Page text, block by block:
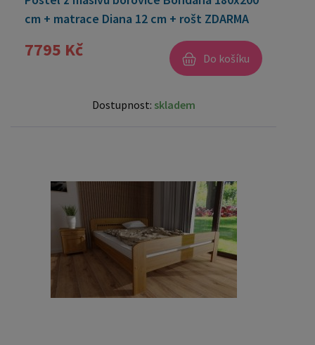
cm + matrace Diana 12 cm + rošt ZDARMA
7795 Kč Do košíku
Dostupnost: skladem